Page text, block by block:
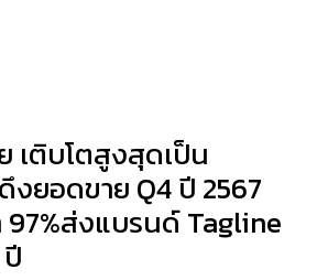
เติบโตสูงสุดเป็น
งยอดขาย Q4 ปี 2567
97%ส่งแบรนด์ Tagline